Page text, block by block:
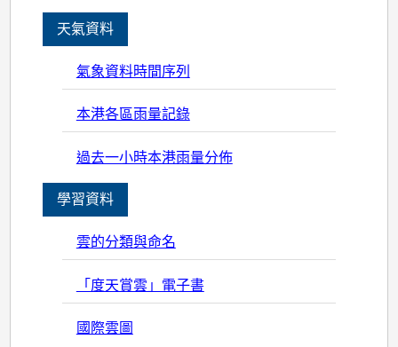
天氣資料
氣象資料時間序列
本港各區雨量記錄
過去一小時本港雨量分佈
學習資料
雲的分類與命名
「度天賞雲」電子書
國際雲圖